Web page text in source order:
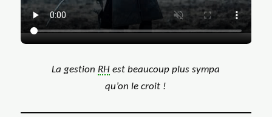
La gestion RH est beaucoup plus sympa
qu’on le croit !